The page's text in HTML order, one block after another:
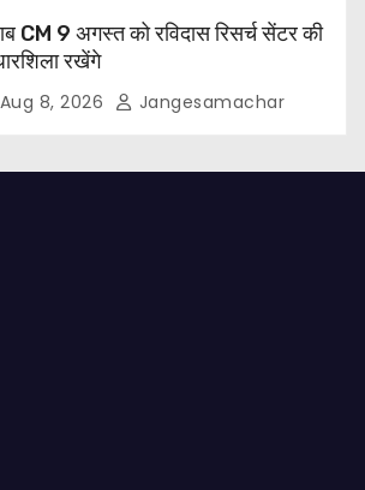
CM 9 अगस्त को रविदास रिसर्च सेंटर की
रखेंगे
Aug 8, 2026 Jangesamachar